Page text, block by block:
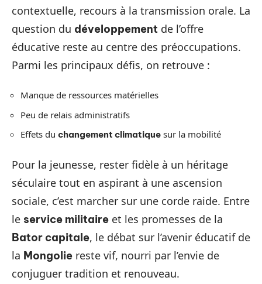
contextuelle, recours à la transmission orale. La
question du développement de l’offre
éducative reste au centre des préoccupations.
Parmi les principaux défis, on retrouve :
Manque de ressources matérielles
Peu de relais administratifs
Effets du changement climatique sur la mobilité
Pour la jeunesse, rester fidèle à un héritage
séculaire tout en aspirant à une ascension
sociale, c’est marcher sur une corde raide. Entre
le service militaire et les promesses de la
Bator capitale, le débat sur l’avenir éducatif de
la Mongolie reste vif, nourri par l’envie de
conjuguer tradition et renouveau.